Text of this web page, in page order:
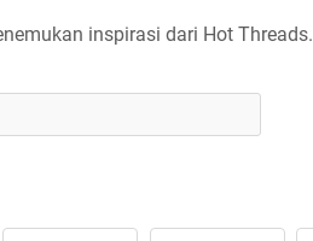
inspirasi dari Hot Threads.